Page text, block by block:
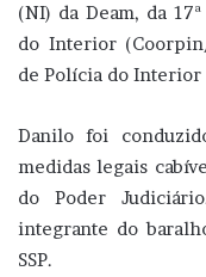
(NI) da Deam, da
do Interior
de Polícia do
Danilo foi
medidas legais
do Poder
integrante do
SSP.